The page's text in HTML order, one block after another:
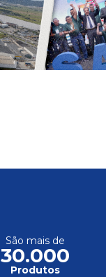
São mais de
30.000
Produtos